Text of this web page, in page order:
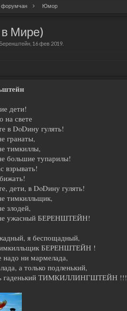
Юмор
Мире)
Беренштейн 16 фев 2019
дети!
на свете
в DoDину гулять!
гранаты,
тимкиллы,
большие тупарилы!
взрывать!
дети, в DoDину гулять!
тимкилльщик,
злодей,
ужасный БЕРЕНШТЕЙН!
я беспощадный,
БЕРЕНШТЕЙН !
ни мармелада,
а только подленький,
гаденький ТИМКИЛЛИНГШТЕЙН !!!